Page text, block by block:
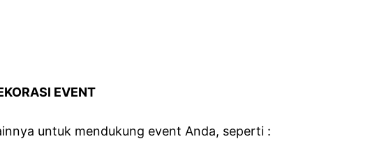
EVENT
untuk mendukung event Anda, seperti :